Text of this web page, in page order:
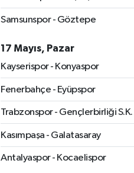
Samsunspor - Göztepe
17 Mayıs, Pazar
Kayserispor - Konyaspor
Fenerbahçe - Eyüpspor
Trabzonspor - Gençlerbirliği S.K.
Kasımpaşa - Galatasaray
Antalyaspor - Kocaelispor